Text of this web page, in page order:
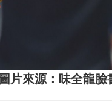
片來源：味全龍臉